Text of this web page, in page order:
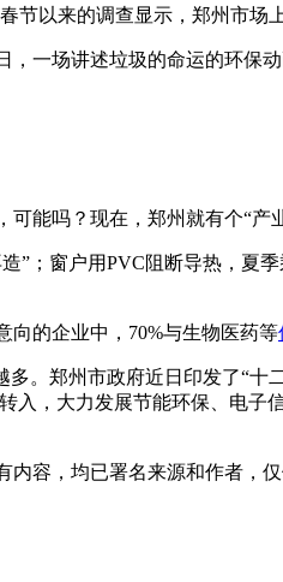
节以来的调查显示，郑州市场
一场讲述垃圾的命运的环保
能吗？现在，郑州就有个“产
”；窗户用PVC阻断导热，夏
的企业中，70%与生物医药等
。郑州市政府近日印发了“
入，大力发展节能环保、电子
内容，均已署名来源和作者